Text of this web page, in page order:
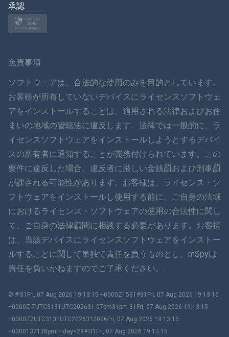
ภาษาไทย
简体中文
ダンスク
हिंदी
עברית
ロマン
Ελληνικά
ベトナム語
繁體中文
スロベニア
承認
免責事項
ソフトウェアは、合法的な使用のみを目的としています。
お客様が所有していないデバイスにライセンスソフトウェ
アをインストールすることは、適用される法律およびお住
まいの地域の管轄法に違反します。法律では一般的に、ラ
イセンスソフトウェアをインストールしようとするデバイ
スの所有者に通知することが義務付けられています。この
要件に違反した場合、違反者に厳しい金銭罰および刑事罰
が課される可能性があります。お客様は、ライセンス・ソ
フトウェアをインストールし使用する前に、ご自身の法域
におけるライセンス・ソフトウェアの使用の合法性に関し
て、ご自身の法律顧問に相談する必要があります。お客様
は、当該デバイスにライセンスソフトウェアをインストー
ルすることに関して単独で責任を負うものとし、mSpyは
責任を負いかねますのでご了承ください。.
© #!31Fri, 07 Aug 2026 19:13:15 +0000Z1531#31Fri, 07 Aug 2026 19:13:15
+0000Z-7UTC3131UTC202631 07pm31pm-31Fri, 07 Aug 2026 19:13:15
+0000Z7UTC3131UTC2026312026Fri, 07 Aug 2026 19:13:15
+0000137138pmFriday=28#!31Fri, 07 Aug 2026 19:13:15